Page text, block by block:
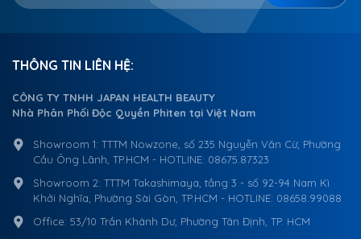
THÔNG TIN LIÊN HỆ:
CÔNG TY TNHH JAPAN HEALTH BEAUTY
Nhà Phân Phối Độc Quyền Phiten tại Việt Nam
Showroom 1: TTTM Nowzone, số 235 Nguyễn Văn Cừ, Phường
Cầu Ông Lãnh, TP.HCM - HOTLINE: 08675.87323
Showroom 2: TTTM Takashimaya, tầng 3 - số 92-94 Nam Kì
Khởi Nghĩa, Phường Sài Gòn, TP.HCM - HOTLINE: 08658.99088
Office: 53/10 Trần Khánh Dư, Phường Tân Định, TP. HCM